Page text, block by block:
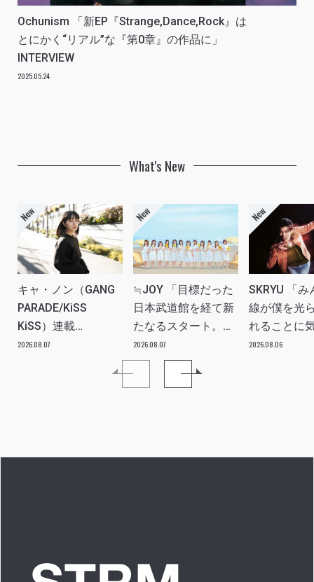
Ochunism 「新EP『Strange,Dance,Rock』は
とにかく“リアル”な『第0章』の作品に」
INTERVIEW
2025.05.24
What's New
キャ・ノン（GANG
PARADE/KiSS
KiSS）連載
vol.113「読者からの
質問”のんちゃんはラ
2026.08.07
≒JOY 「目標だった
日本武道館を経て新
たなるスタート。
≒JOYにしかない魅
力を磨いていきた
2026.08.07
SKRYU 「み
線が僕を光
れることに
た」
2026.08.06